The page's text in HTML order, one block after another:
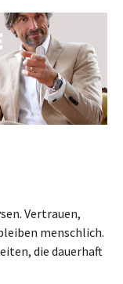
Vertrauen,
menschlich.
die dauerhaft